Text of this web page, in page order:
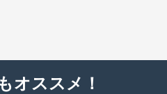
オススメ！